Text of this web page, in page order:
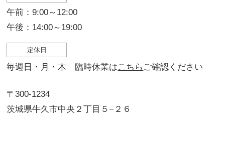
午前：9:00～12:00
午後：14:00～19:00
定休日
毎週日・月・木 臨時休業はこちら ご確認ください
〒300-1234
茨城県牛久市中央２丁目５−２６